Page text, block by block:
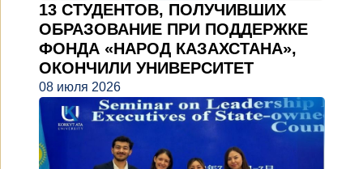
13 СТУДЕНТОВ, ПОЛУЧИВШИХ
ОБРАЗОВАНИЕ ПРИ ПОДДЕРЖКЕ
ФОНДА «НАРОД КАЗАХСТАНА»,
ОКОНЧИЛИ УНИВЕРСИТЕТ
08 июля 2026